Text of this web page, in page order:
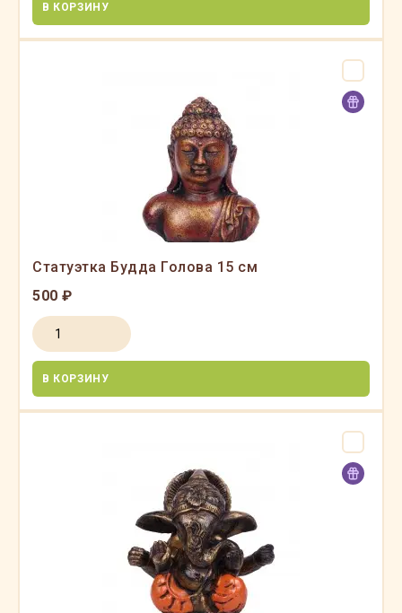
В КОРЗИНУ
Статуэтка Будда Голова 15 см
500 ₽
В КОРЗИНУ